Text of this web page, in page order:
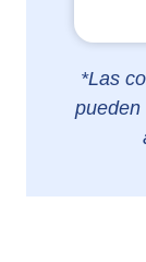
*Las
pueden